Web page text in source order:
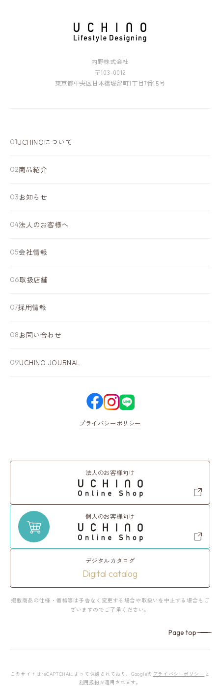
内野株式会社
〒103-0012
東京都中央区日本橋堀留町1丁目7番15号
UCHINOについて
取扱店舗
商品紹介
採用情報
お知らせ
お問い合わせ
法人のお客様へ
UCHINO JOURNAL
会社情報
プライバシーポリシー
法人のお客様向け
個人のお客様向け
デジタルカタログ
Digital catalog
掲載商品の仕様・価格等は予告なく変更する場合や取扱いを中止する場合もご
ざいますのでご了承ください。
このサイトはreCAPTCHAによって保護されており、Googleの プライバシーポリシー と
利用規約 が適用されます。
Page top